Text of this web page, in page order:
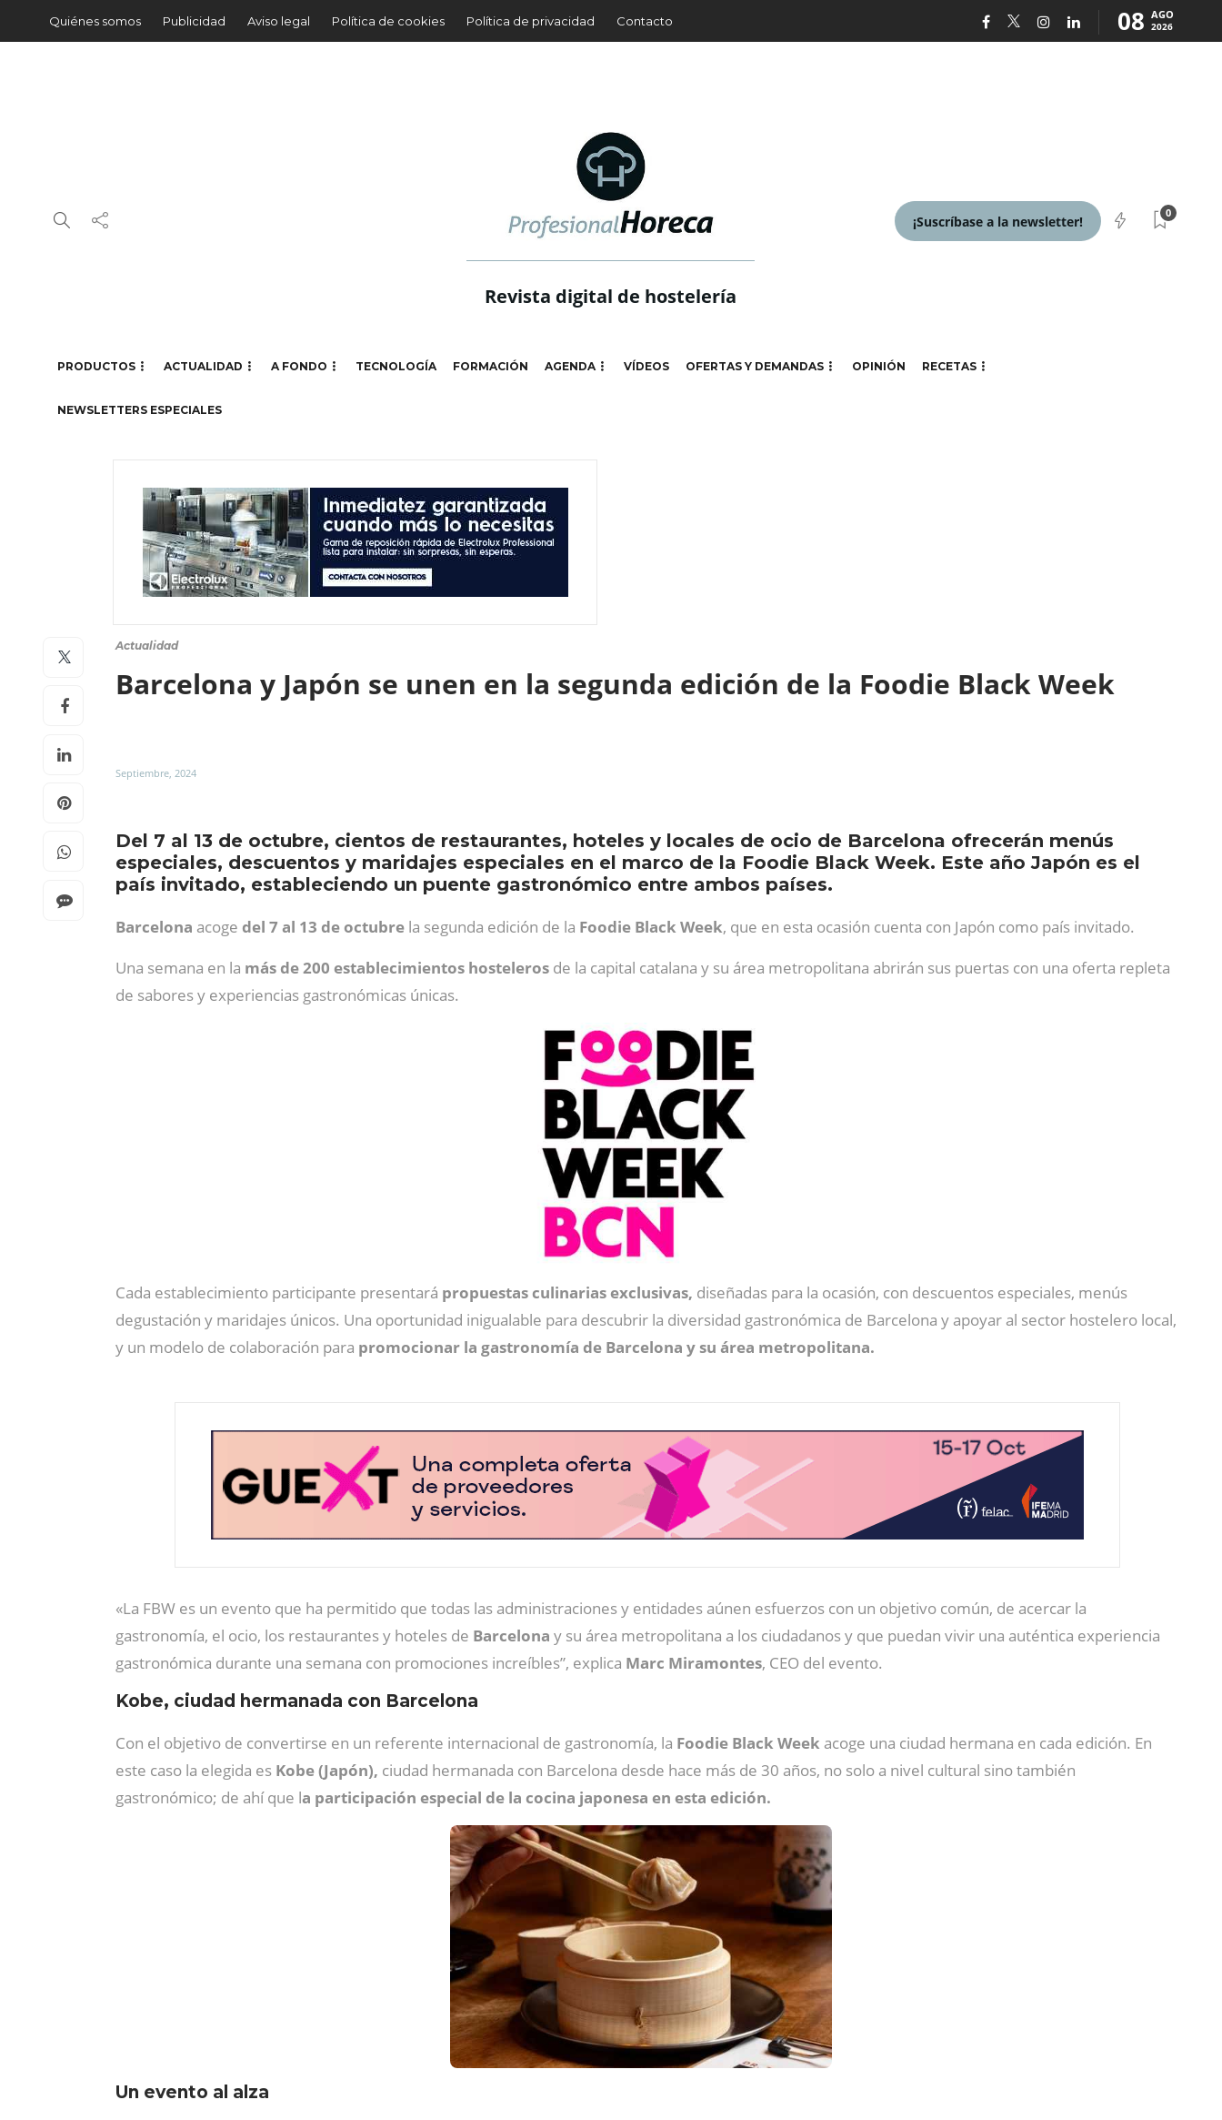
Quiénes somos Publicidad Aviso legal Política de cookies Política de privacidad Contacto 08 AGO
2026
Revista digital de hostelería
¡Suscríbase a la newsletter!
0
PRODUCTOS ACTUALIDAD A FONDO TECNOLOGÍA FORMACIÓN AGENDA VÍDEOS OFERTAS Y DEMANDAS OPINIÓN RECETAS
NEWSLETTERS ESPECIALES
Actualidad
Barcelona y Japón se unen en la segunda edición de la Foodie Black Week
Septiembre, 2024
Del 7 al 13 de octubre, cientos de restaurantes, hoteles y locales de ocio de Barcelona ofrecerán menús
especiales, descuentos y maridajes especiales en el marco de la Foodie Black Week. Este año Japón es el
país invitado, estableciendo un puente gastronómico entre ambos países.
Barcelona acoge del 7 al 13 de octubre la segunda edición de la Foodie Black Week, que en esta ocasión cuenta con Japón como país invitado.
Una semana en la más de 200 establecimientos hosteleros de la capital catalana y su área metropolitana abrirán sus puertas con una oferta repleta
de sabores y experiencias gastronómicas únicas.
Cada establecimiento participante presentará propuestas culinarias exclusivas, diseñadas para la ocasión, con descuentos especiales, menús
degustación y maridajes únicos. Una oportunidad inigualable para descubrir la diversidad gastronómica de Barcelona y apoyar al sector hostelero local,
y un modelo de colaboración para promocionar la gastronomía de Barcelona y su área metropolitana.
«La FBW es un evento que ha permitido que todas las administraciones y entidades aúnen esfuerzos con un objetivo común, de acercar la
gastronomía, el ocio, los restaurantes y hoteles de Barcelona y su área metropolitana a los ciudadanos y que puedan vivir una auténtica experiencia
gastronómica durante una semana con promociones increíbles”, explica Marc Miramontes, CEO del evento.
Kobe, ciudad hermanada con Barcelona
Con el objetivo de convertirse en un referente internacional de gastronomía, la Foodie Black Week acoge una ciudad hermana en cada edición. En
este caso la elegida es Kobe (Japón), ciudad hermanada con Barcelona desde hace más de 30 años, no solo a nivel cultural sino también
gastronómico; de ahí que la participación especial de la cocina japonesa en esta edición.
Un evento al alza